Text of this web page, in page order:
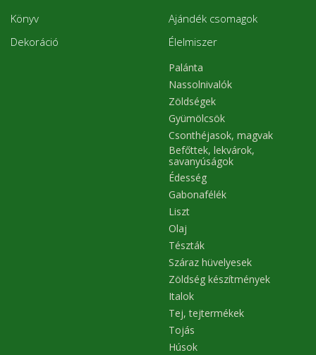
Könyv
Dekoráció
Ajándék csomagok
Élelmiszer
Palánta
Nassolnivalók
Zöldségek
Gyümölcsök
Csonthéjasok, magvak
Befőttek, lekvárok,
savanyúságok
Édesség
Gabonafélék
Liszt
Olaj
Tészták
Száraz hüvelyesek
Zöldség készítmények
Italok
Tej, tejtermékek
Tojás
Húsok